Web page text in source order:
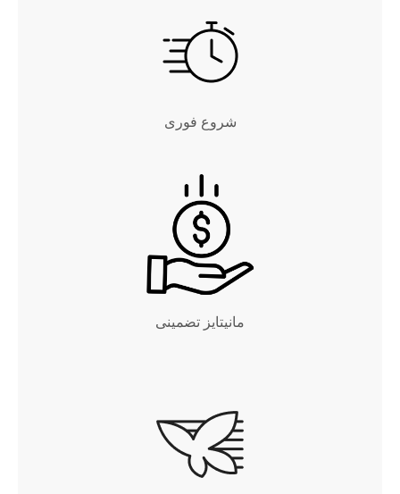
شروع فوری
مانیتایز تضمینی